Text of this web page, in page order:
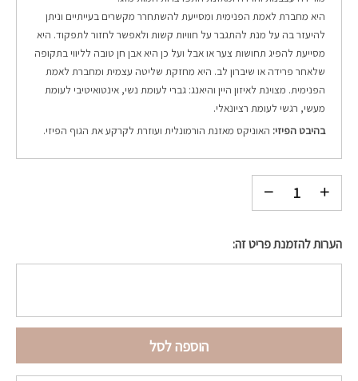
היא מחברת לאמת הפנימית ומסייעת להשתחרר מקשרים בעייתיים וניתן
להיעזר בה על מנת להתגבר על חוויות קשות ולאפשר לחזור לתפקוד. היא
מסייעת להפיג תחושות צער או אבל ועל כן היא אבן חן טובה לליווי בתקופה
שלאחר פרידה או שיברון לב. היא מחזקת שליטה עצמית ומחברת לאמת
הפנימית. מצוינת לאיזון היין והיאנג: גברי לעומת נשי, אינטואיטיבי לעומת
מעשי, רגשי לעומת רציונאלי.
בהיבט הפיזי: האוניקס מאזנת הורמונלית ועוזרת לקרקע את הגוף הפיזי.
הערות להזמנת פריט זה:
הוספה לסל